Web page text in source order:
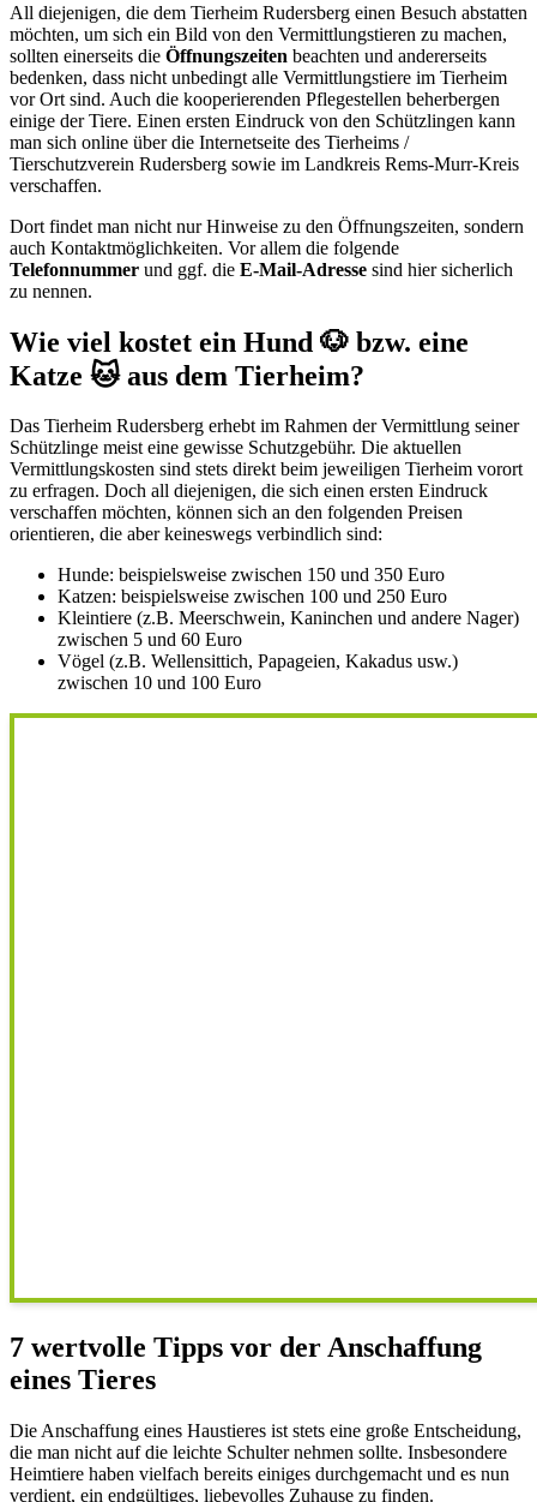
All diejenigen, die dem Tierheim Rudersberg einen Besuch abstatten
möchten, um sich ein Bild von den Vermittlungstieren zu machen,
sollten einerseits die Öffnungszeiten beachten und andererseits
bedenken, dass nicht unbedingt alle Vermittlungstiere im Tierheim
vor Ort sind. Auch die kooperierenden Pflegestellen beherbergen
einige der Tiere. Einen ersten Eindruck von den Schützlingen kann
man sich online über die Internetseite des Tierheims /
Tierschutzverein Rudersberg sowie im Landkreis Rems-Murr-Kreis
verschaffen.
Dort findet man nicht nur Hinweise zu den Öffnungszeiten, sondern
auch Kontaktmöglichkeiten. Vor allem die folgende
Telefonnummer und ggf. die E-Mail-Adresse sind hier sicherlich
zu nennen.
Wie viel kostet ein Hund 🐶 bzw. eine
Katze 🐱 aus dem Tierheim?
Das Tierheim Rudersberg erhebt im Rahmen der Vermittlung seiner
Schützlinge meist eine gewisse Schutzgebühr. Die aktuellen
Vermittlungskosten sind stets direkt beim jeweiligen Tierheim vorort
zu erfragen. Doch all diejenigen, die sich einen ersten Eindruck
verschaffen möchten, können sich an den folgenden Preisen
orientieren, die aber keineswegs verbindlich sind:
Hunde: beispielsweise zwischen 150 und 350 Euro
Katzen: beispielsweise zwischen 100 und 250 Euro
Kleintiere (z.B. Meerschwein, Kaninchen und andere Nager)
zwischen 5 und 60 Euro
Vögel (z.B. Wellensittich, Papageien, Kakadus usw.)
zwischen 10 und 100 Euro
7 wertvolle Tipps vor der Anschaffung
eines Tieres
Die Anschaffung eines Haustieres ist stets eine große Entscheidung,
die man nicht auf die leichte Schulter nehmen sollte. Insbesondere
Heimtiere haben vielfach bereits einiges durchgemacht und es nun
verdient, ein endgültiges, liebevolles Zuhause zu finden.